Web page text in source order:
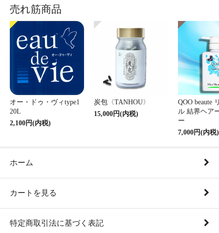
売れ筋商品
オー・ドゥ・ヴィtype1
20L
2,100円(内税)
炭包〈TANHOU〉
15,000円(内税)
QOO beaute
ル 結界ヘア
ー
7,000円(内税)
ホーム
カートを見る
特定商取引法に基づく表記